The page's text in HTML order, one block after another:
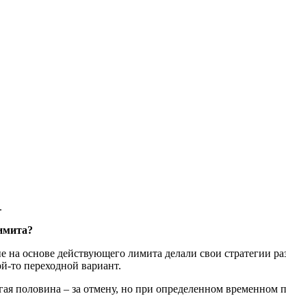
основе действующего лимита делали свои стратегии
то переходной вариант.
половина – за отмену, но при определенном временном